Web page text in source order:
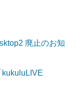
廃止のお知
kukuluLIVE